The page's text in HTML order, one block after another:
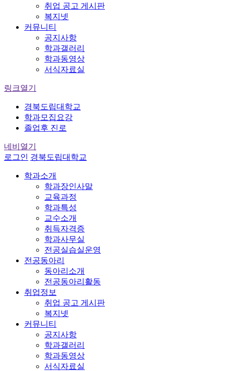
취업 공고 게시판
복지넷
커뮤니티
공지사항
학과갤러리
학과동영상
서식자료실
링크열기
경북도립대학교
학과모집요강
졸업후 진로
네비열기
로그인 경북도립대학교
학과소개
학과장인사말
교육과정
학과특성
교수소개
취득자격증
학과사무실
전공실습실운영
전공동아리
동아리소개
전공동아리활동
취업정보
취업 공고 게시판
복지넷
커뮤니티
공지사항
학과갤러리
학과동영상
서식자료실